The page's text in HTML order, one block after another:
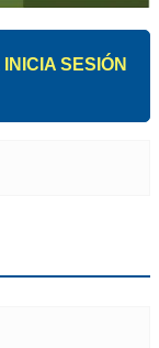
INICIA SESIÓN